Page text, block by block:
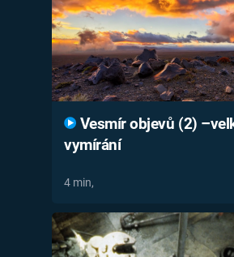
Vesmír objevů (2)
vymírání
4 min,